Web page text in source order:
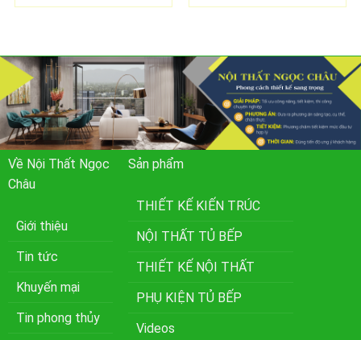
Về Nội Thất Ngọc
Châu
Giới thiệu
Tin tức
Khuyến mại
Tin phong thủy
Sản phẩm
THIẾT KẾ KIẾN TRÚC
NỘI THẤT TỦ BẾP
THIẾT KẾ NỘI THẤT
PHỤ KIỆN TỦ BẾP
Videos